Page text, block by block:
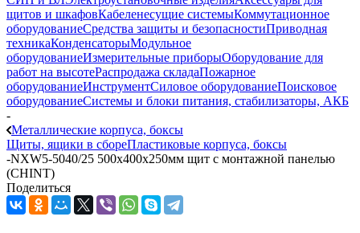
щитов и шкафовКабеленесущие системыКоммутационное
оборудованиеСредства защиты и безопасностиПриводная
техникаКонденсаторыМодульное
оборудованиеИзмерительные приборыОборудование для
работ на высотеРаспродажа складаПожарное
оборудованиеИнструментСиловое оборудованиеПоисковое
оборудованиеСистемы и блоки питания, стабилизаторы, АКБ
-
Металлические корпуса, боксы
Щиты, ящики в сбореПластиковые корпуса, боксы
-NXW5-5040/25 500х400х250мм щит с монтажной панелью
(CHINT)
Поделиться